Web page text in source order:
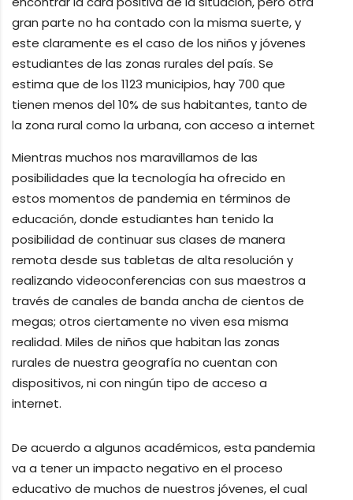
gran parte no ha contado con la misma suerte, y
este claramente es el caso de los niños y jóvenes
estudiantes de las zonas rurales del país. Se
estima que de los 1123 municipios, hay 700 que
tienen menos del 10% de sus habitantes, tanto de
la zona rural como la urbana, con acceso a internet
Mientras muchos nos maravillamos de las
posibilidades que la tecnología ha ofrecido en
estos momentos de pandemia en términos de
educación, donde estudiantes han tenido la
posibilidad de continuar sus clases de manera
remota desde sus tabletas de alta resolución y
realizando videoconferencias con sus maestros a
través de canales de banda ancha de cientos de
megas; otros ciertamente no viven esa misma
realidad. Miles de niños que habitan las zonas
rurales de nuestra geografía no cuentan con
dispositivos, ni con ningún tipo de acceso a
internet.
De acuerdo a algunos académicos, esta pandemia
va a tener un impacto negativo en el proceso
educativo de muchos de nuestros jóvenes, el cual